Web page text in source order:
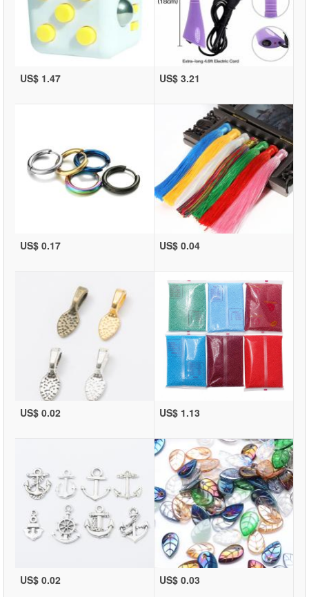
US$ 1.47 US$ 3.21
US$ 0.17 US$ 0.04
US$ 0.02 US$ 1.13
US$ 0.02 US$ 0.03